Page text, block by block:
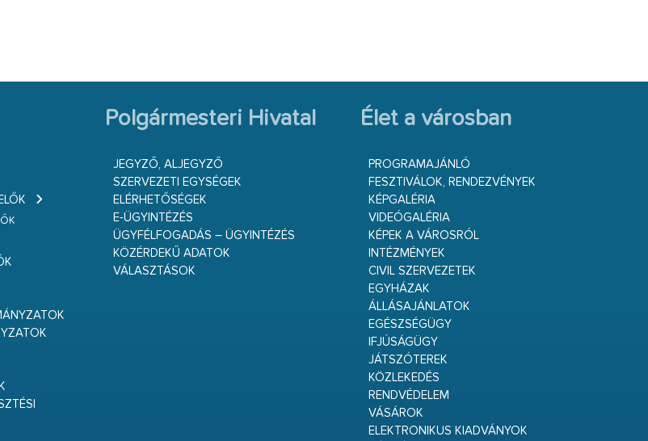
Polgármesteri Hivatal
JEGYZŐ, ALJEGYZŐ
SZERVEZETI EGYSÉGEK
ELÉRHETŐSÉGEK
E-ÜGYINTÉZÉS
ÜGYFÉLFOGADÁS – ÜGYINTÉZÉS
KÖZÉRDEKŰ ADATOK
VÁLASZTÁSOK
Élet a városban
PROGRAMAJÁNLÓ
FESZTIVÁLOK, RENDEZVÉNYEK
KÉPGALÉRIA
VIDEÓGALÉRIA
KÉPEK A VÁROSRÓL
INTÉZMÉNYEK
CIVIL SZERVEZETEK
EGYHÁZAK
ÁLLÁSAJÁNLATOK
EGÉSZSÉGÜGY
IFJÚSÁGÜGY
JÁTSZÓTEREK
KÖZLEKEDÉS
RENDVÉDELEM
VÁSÁROK
ELEKTRONIKUS KIADVÁNYOK